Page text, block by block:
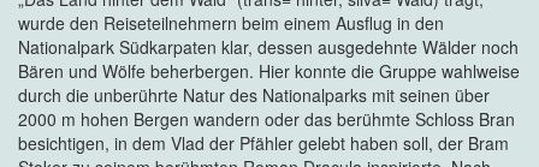
wurde den Reiseteilnehmern beim einem Ausflug in den
Nationalpark Südkarpaten klar, dessen ausgedehnte Wälder noch
Bären und Wölfe beherbergen. Hier konnte die Gruppe wahlweise
durch die unberührte Natur des Nationalparks mit seinen über
2000 m hohen Bergen wandern oder das berühmte Schloss Bran
besichtigen, in dem Vlad der Pfähler gelebt haben soll, der Bram